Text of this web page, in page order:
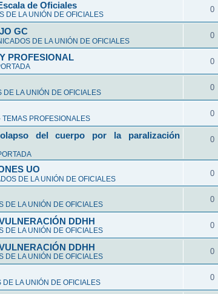
de Oficiales
DE LA UNIÓN DE OFICIALES
0
GC
DE LA UNIÓN DE OFICIALES
0
PROFESIONAL 0
DE LA UNIÓN DE OFICIALES
0
TEMAS PROFESIONALES
0
del cuerpo por la paralización
0
UO
DE LA UNIÓN DE OFICIALES
0
DE LA UNIÓN DE OFICIALES
0
DDHH
DE LA UNIÓN DE OFICIALES
0
DDHH
DE LA UNIÓN DE OFICIALES
0
DE LA UNIÓN DE OFICIALES
0